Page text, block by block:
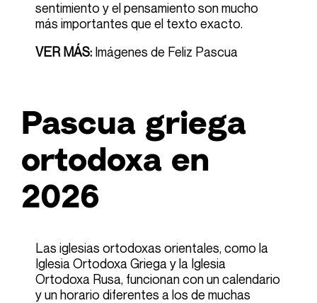
sentimiento y el pensamiento son mucho
más importantes que el texto exacto.
VER MÁS: Imágenes de Feliz Pascua
Pascua griega
ortodoxa en
2026
Las iglesias ortodoxas orientales, como la
Iglesia Ortodoxa Griega y la Iglesia
Ortodoxa Rusa, funcionan con un calendario
y un horario diferentes a los de muchas